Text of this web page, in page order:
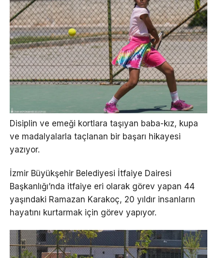
Disiplin ve emeği kortlara taşıyan baba-kız, kupa
ve madalyalarla taçlanan bir başarı hikayesi
yazıyor.
İzmir Büyükşehir Belediyesi İtfaiye Dairesi
Başkanlığı’nda itfaiye eri olarak görev yapan 44
yaşındaki Ramazan Karakoç, 20 yıldır insanların
hayatını kurtarmak için görev yapıyor.